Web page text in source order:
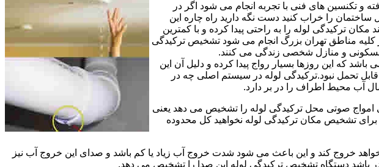
و تکنسین های فنی با تجربه انجام می شود اگر در
را خراب کنید دست نگه دارید راه چاره این
ترکیدگی لوله را به راحتی پیدا کرده و با کمترین
کلیه مناطق تهران بزرگ انجام می شود تشخیص ترکیدگی
مسکونی و منازل شخصی زندگی می کنند.
که این روزها بسیار رواج پیدا کرده و دلیل آن این
تحمل نبود.ترکیدگی لوله در سیستم اصلی چه در
آب محیط اطراف را در بر دارد.
امواج صوتی محل ترکیدگی لوله را تشخیص می دهد یعنی
تشخیص مکان ترکیدگی لوله نخواهید کل محدوده
خروج کند و این باعث می شود شدت خروج آب زیاد یا کم باشد و صدای این خروج آب نیز
باشد دستگاه تشخیص ترکیدگی لوله این صدا را تشخیص می دهد.